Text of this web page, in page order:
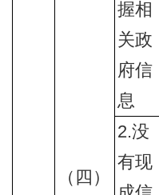
（四）
握相
关政
府信
息
2.没
有现